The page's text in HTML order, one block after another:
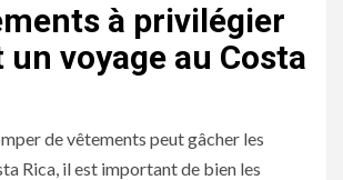
à privilégier
un voyage au Costa
de vêtements peut gâcher les
Rica, il est important de bien les